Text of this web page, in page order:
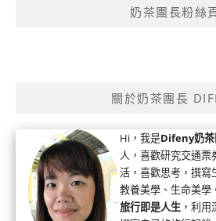
奶茶團長粉絲
關於奶茶團長
Hi，我是Difeny奶茶
人，喜歡研究交通票
活，喜歡思考，撰寫
教養美學、生命美學
旅行即是人生 ，利